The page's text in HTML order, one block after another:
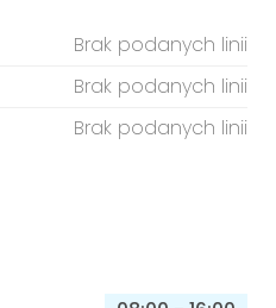
Brak podanych linii
Brak podanych linii
Brak podanych linii